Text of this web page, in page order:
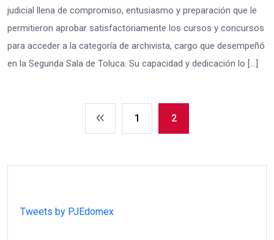
judicial llena de compromiso, entusiasmo y preparación que le
permitieron aprobar satisfactoriamente los cursos y concursos
para acceder a la categoría de archivista, cargo que desempeñó
en la Segunda Sala de Toluca. Su capacidad y dedicación lo […]
1 2
Tweets by PJEdomex